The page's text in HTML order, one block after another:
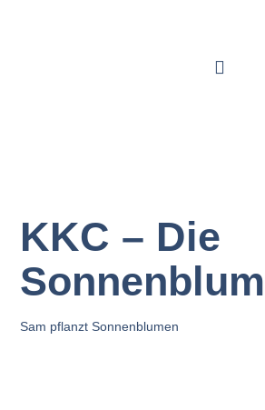
KKC – Die
Sam pflanzt Sonnenblumen